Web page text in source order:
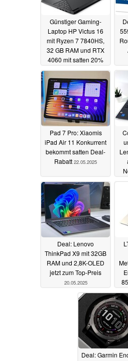
Günstiger Gaming-
Laptop HP Victus 16
mit Ryzen 7 7840HS,
32 GB RAM und RTX
4060 mit satten 20%
Rabatt26.05.2025
Pad 7 Pro: Xiaomis
iPad Air 11 Konkurrent
bekommt satten Deal-
Rabatt 22.05.2025
Deal: Lenovo
ThinkPad X9 mit 32GB
RAM und 2,8K-OLED
jetzt zum Top-Preis
20.05.2025
Deal: Garmin